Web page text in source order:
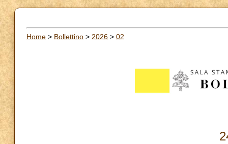
Home > Bollettino > 2026 > 02